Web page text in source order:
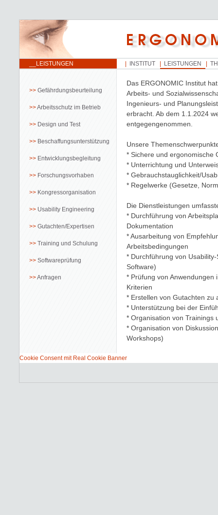
__LEISTUNGEN INSTITUT LEISTUNGEN
Gefährdungsbeurteilung
Arbeitsschutz im Betrieb
Design und Test
Beschaffungsunterstützung
Entwicklungsbegleitung
Forschungsvorhaben
Kongressorganisation
Usability Engineering
Gutachten/Expertisen
Training und Schulung
Softwareprüfung
Anfragen
Das ERGONOMIC Institut
Arbeits- und
Ingenieurs- und
erbracht. Ab dem 1.1.2024
entgegengenommen.
Unsere
* Sichere und ergonomische
* Unterrichtung und
* Gebrauchstauglichkeit/
* Regelwerke (Gesetze,
Die Dienstleistungen
* Durchführung von
Dokumentation
* Ausarbeitung von
Arbeitsbedingungen
* Durchführung von
Software)
* Prüfung von Anwendungen
Kriterien
* Erstellen von Gutachten zu
* Unterstützung bei der
* Organisation von Trainings
* Organisation von
Workshops)
Cookie Consent mit Real Cookie Banner